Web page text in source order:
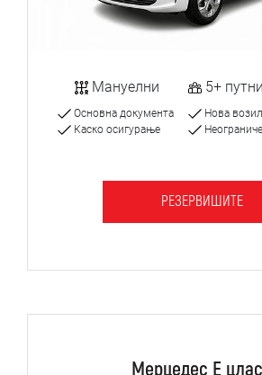
Мануелни 5+
Основна документа
Каско осигурање
Нова
РЕЗЕРВИШИТЕ
Мерцедес Е